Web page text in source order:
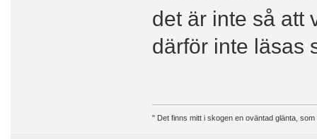
det är inte så att
därför inte läsas
" Det finns mitt i skogen en oväntad glänta,